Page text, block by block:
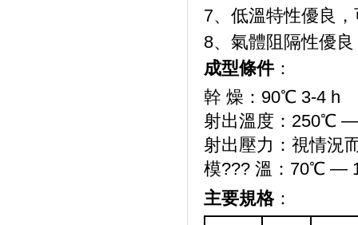
7、低溫特性優良
8、氣體阻隔性優
成型條件：
幹 燥：90℃ 3-4 h
射出溫度：250℃
射出壓力：視情況
模??? 溫：70℃ —
主要規格：